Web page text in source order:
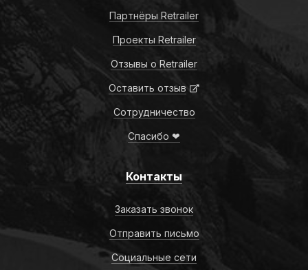
Партнёры Retrailer
Проекты Retrailer
Отзывы о Retrailer
Оставить отзыв
Сотрудничество
Спасибо ❤
Контакты
Заказать звонок
Отправить письмо
Социальные сети